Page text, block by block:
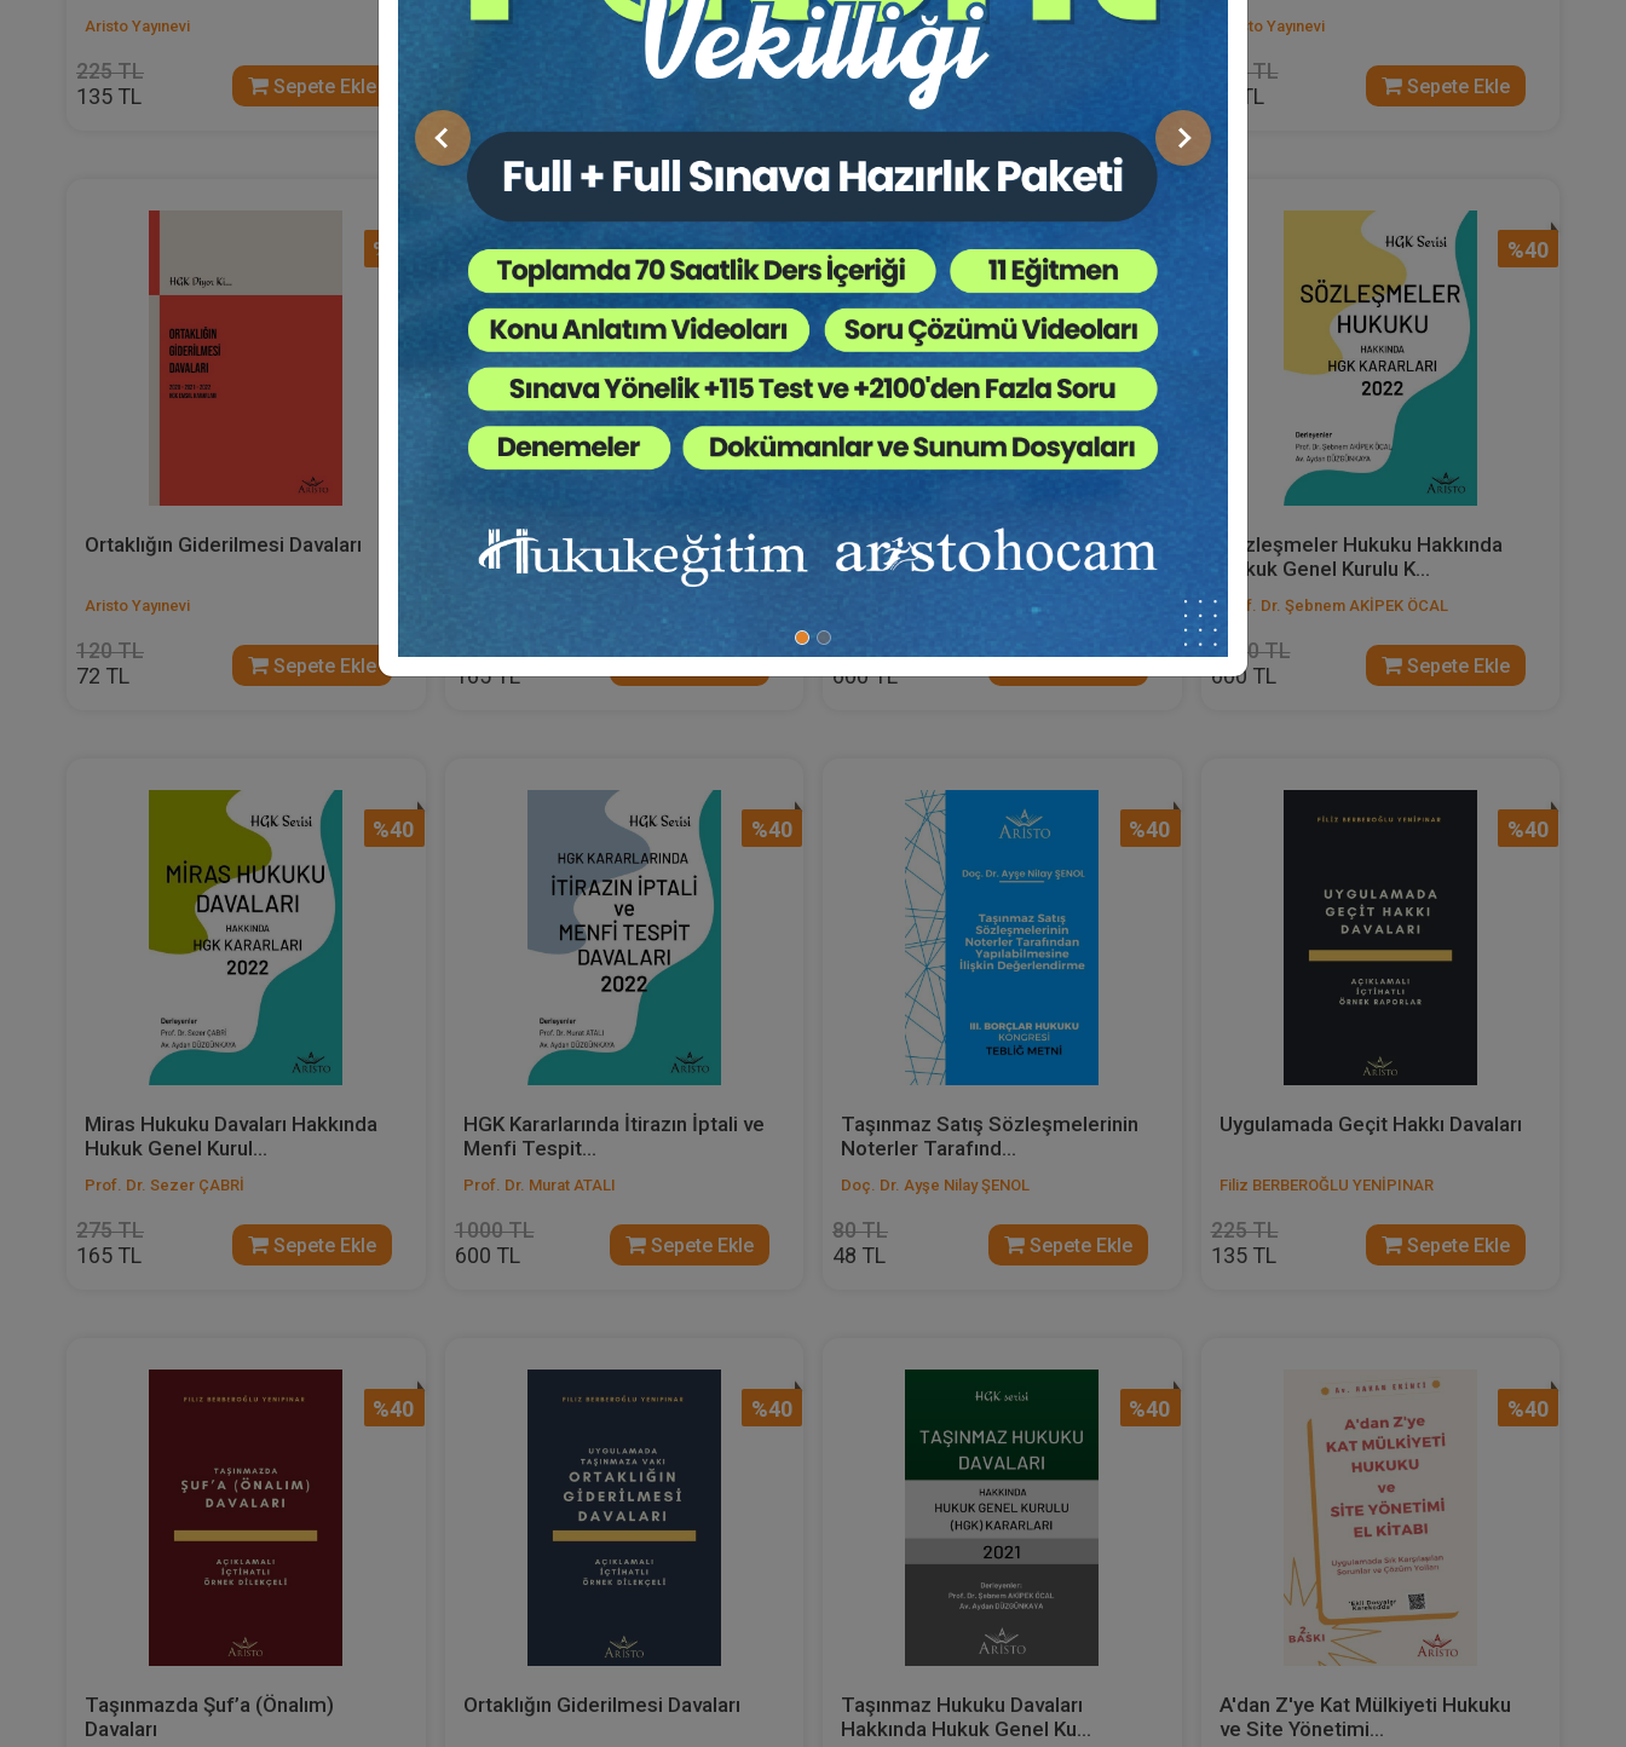
Önceki Sonraki
Aristo Yayınevi
225 TL
135 TL Sepete Ekle
Aristo Yayınevi
Sepete Ekle
Aristo Yayınevi
250 TL
Aristo Yayınevi
160 TL
96 TL Sepete Ekle
%40
Ortaklığın Giderilmesi Davaları
Aristo Yayınevi
120 TL
72 TL Sepete Ekle
%40
Arsa Payı (Kat) Karşılığı İnşaat
Sözleşmesinden ...
275 TL
165 TL
%40
Taşınmaz Hukuku Davaları
Hakkında Hukuk Genel Ku...
Prof. Dr. Şebnem AKİPEK ÖCAL
1000 TL
600 TL
%40
Sözleşmeler Hukuku Hakkında
Hukuk Genel Kurulu K...
Prof. Dr. Şebnem AKİPEK ÖCAL
1000 TL
600 TL Sepete Ekle
%40
Miras Hukuku Davaları Hakkında
Hukuk Genel Kurul...
Prof. Dr. Sezer ÇABRİ
275 TL
165 TL Sepete Ekle
%40
HGK Kararlarında İtirazın İptali ve
Menfi Tespit...
Prof. Dr. Murat ATALI
1000 TL
600 TL Sepete Ekle
%40
Taşınmaz Satış Sözleşmelerinin
Noterler Tarafınd...
Doç. Dr. Ayşe Nilay ŞENOL
80 TL
48 TL Sepete Ekle
%40
Uygulamada Geçit Hakkı Davaları
Filiz BERBEROĞLU YENİPINAR
225 TL
135 TL Sepete Ekle
%40
Taşınmazda Şuf’a (Önalım)
Davaları
%40
Ortaklığın Giderilmesi Davaları
%40
Taşınmaz Hukuku Davaları
Hakkında Hukuk Genel Ku...
%40
A'dan Z'ye Kat Mülkiyeti Hukuku
ve Site Yönetimi...